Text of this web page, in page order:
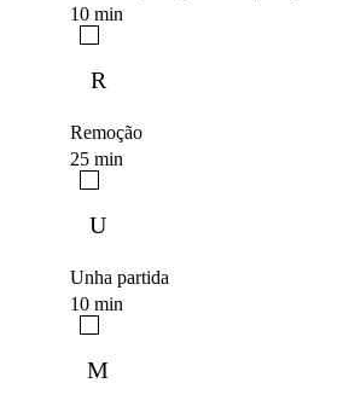
10 min
R
Remoção
25 min
U
Unha partida
10 min
M